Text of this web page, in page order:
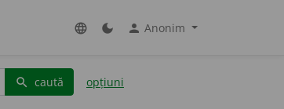
language dark_mode person Anonim
search caută opțiuni